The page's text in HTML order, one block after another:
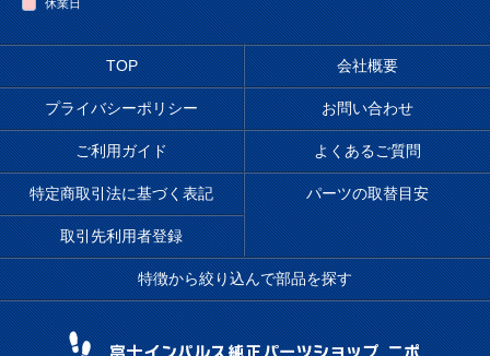
休業日
TOP 会社概要
プライバシーポリシー お問い合わせ
ご利用ガイド よくあるご質問
特定商取引法に基づく表記 パーツの取替目安
取引先利用者登録
特徴から絞り込んで部品を探す